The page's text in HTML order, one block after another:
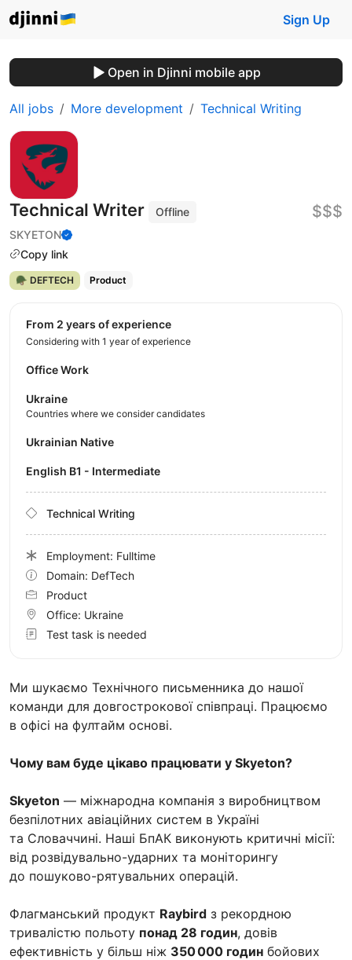
Sign Up
Open in Djinni mobile app
All jobs More development Technical Writing
Technical Writer
Offline
SKYETON
Copy link
$$$
🪖 DEFTECH Product
Ми шукаємо Технічного письменника до нашої
команди для довгострокової співпраці. Працюємо
в офісі на фултайм основі.
Чому вам буде цікаво працювати у Skyeton?
Skyeton — міжнародна компанія з виробництвом
безпілотних авіаційних систем в Україні
та Словаччині. Наші БпАК виконують критичні місії:
від розвідувально-ударних та моніторингу
до пошуково-рятувальних операцій.
Флагманський продукт Raybird з рекордною
тривалістю польоту понад 28 годин, довів
ефективність у більш ніж 350 000 годин бойових
from 2 years of experience
Considering with 1 year of experience
Office Work
Ukraine
Countries where we consider candidates
Ukrainian Native
English B1 - Intermediate
Technical Writing
Employment: Fulltime
Domain: DefTech
Product
Office: Ukraine
Test task is needed